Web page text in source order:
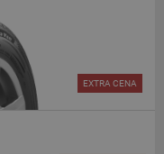
EXTRA CENA